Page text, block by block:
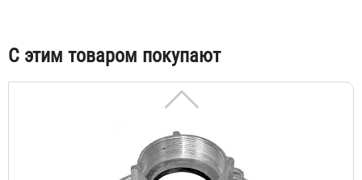
С этим товаром покупают
Головка муфтовая ГМ-70 (ГМ-65)